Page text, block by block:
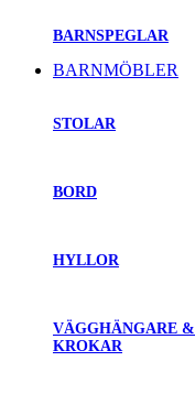
BARNSPEGLAR
BARNMÖBLER
STOLAR
BORD
HYLLOR
VÄGGHÄNGARE &
KROKAR